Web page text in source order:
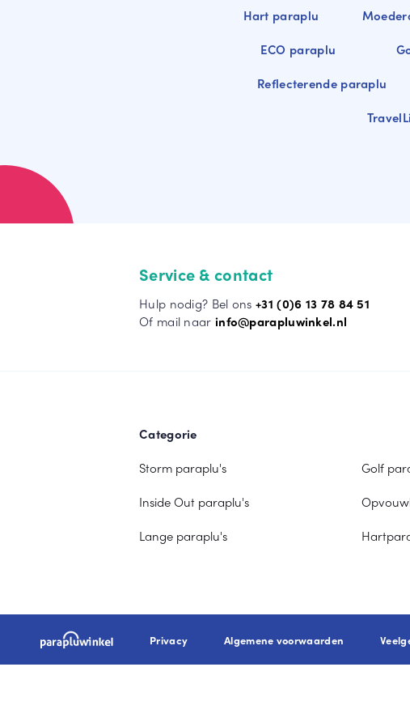
Hart paraplu
ECO paraplu
Reflecterende paraplu
Service & contact
Hulp nodig? Bel ons +31 (0)6 13 78 84 51
Of mail naar info@parapluwinkel.nl
Categorie
Storm paraplu's
Golf
Inside Out paraplu's
Lange paraplu's
Privacy Algemene voorwaarden